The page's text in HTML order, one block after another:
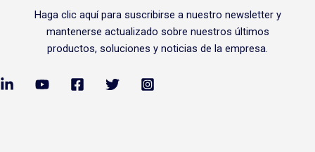
Haga clic aquípara suscribirse a nuestro newsletter y
mantenerse actualizado sobre nuestros últimos
productos, soluciones y noticias de la empresa.